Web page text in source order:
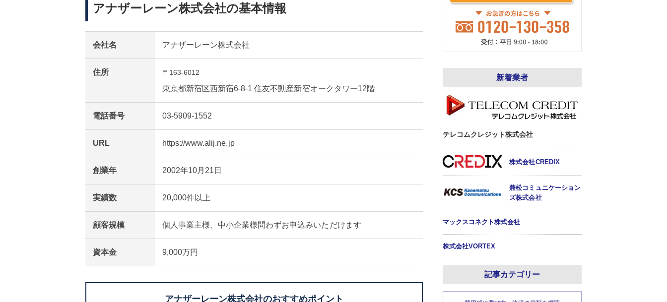
アナザーレーン株式会社の基本情報
会社名 アナザーレーン株式会社
住所 〒163-6012
東京都新宿区西新宿6-8-1 住友不動産新宿オークタワー12階
電話番号 03-5909-1552
URL https://www.alij.ne.jp
創業年 2002年10月21日
実績数 20,000件以上
顧客規模 個人事業主様、中小企業様問わずお申込みいただけます
資本金 9,000万円
アナザーレーン株式会社のおすすめポイント
新着業者
テレコムクレジット株式会社
株式会社CREDIX
兼松コミュニケーション
ズ株式会社
マックスコネクト株式会社
株式会社VORTEX
記事カテゴリー